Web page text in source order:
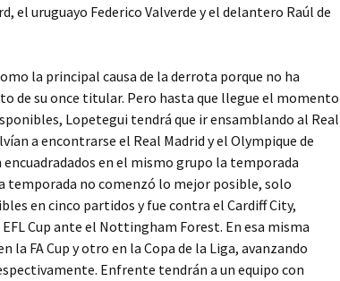
el uruguayo Federico Valverde y el delantero Raúl de
la principal causa de la derrota porque no ha
de su once titular. Pero hasta que llegue el momento
Lopetegui tendrá que ir ensamblando al Real
a encontrarse el Real Madrid y el Olympique de
encuadradados en el mismo grupo la temporada
temporada no comenzó lo mejor posible, solo
en cinco partidos y fue contra el Cardiff City,
Cup ante el Nottingham Forest. En esa misma
la FA Cup y otro en la Copa de la Liga, avanzando
Enfrente tendrán a un equipo con